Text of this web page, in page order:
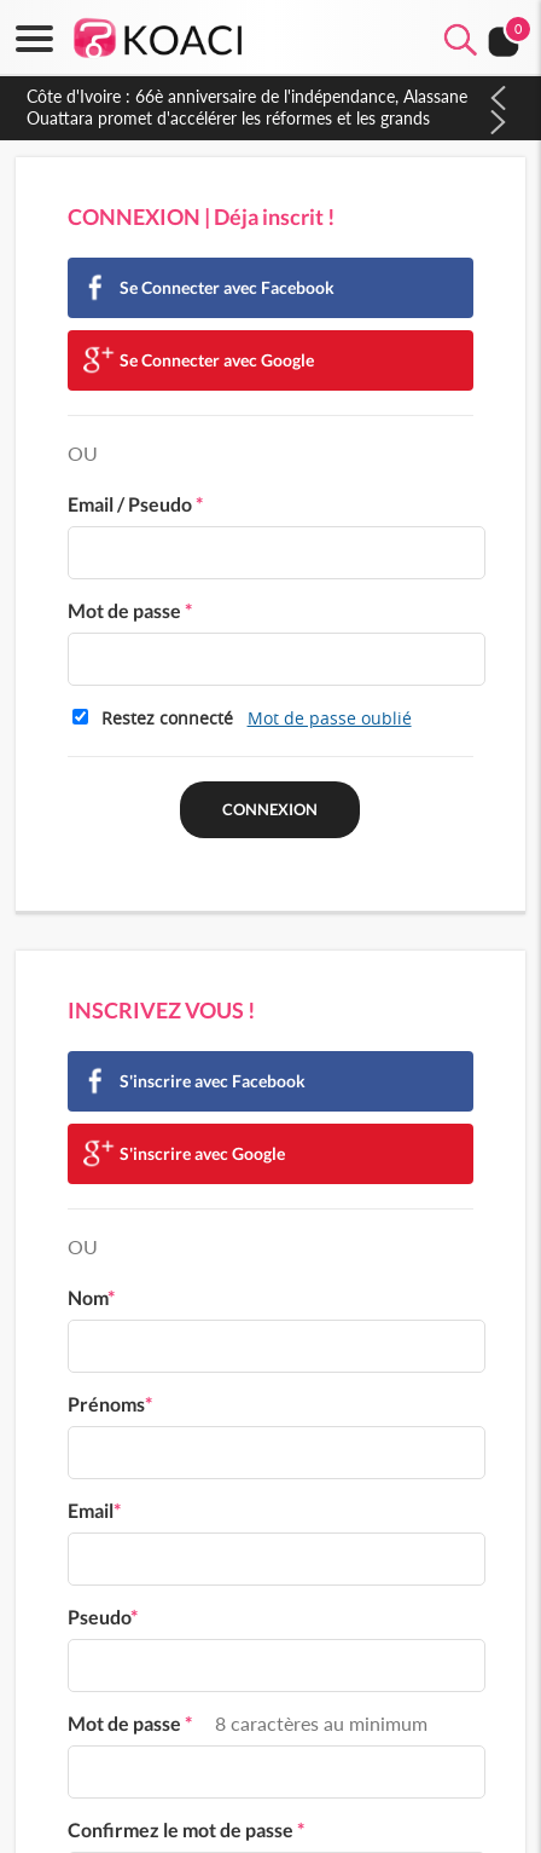
0
Côte d'Ivoire : À Abidjan, Amadou Oury Bah admire le modèle
ivoirien et veut s'en inspirer pour accélérer le développement
de la Guinée
CONNEXION | Déja inscrit !
Se Connecter avec Facebook
Se Connecter avec Google
OU
Email / Pseudo*
Mot de passe *
Restez connecté Mot de passe oublié
INSCRIVEZ VOUS !
S'inscrire avec Facebook
S'inscrire avec Google
OU
Nom*
Prénoms*
Email*
Pseudo*
Mot de passe * 8 caractères au minimum
Confirmez le mot de passe *